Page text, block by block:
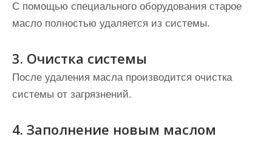
С помощью специального оборудования старое
масло полностью удаляется из системы.
3. Очистка системы
После удаления масла производится очистка
системы от загрязнений.
4. Заполнение новым маслом